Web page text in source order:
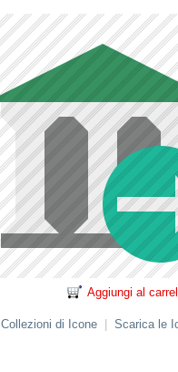
Aggiungi al
Collezioni di Icone Scarica le